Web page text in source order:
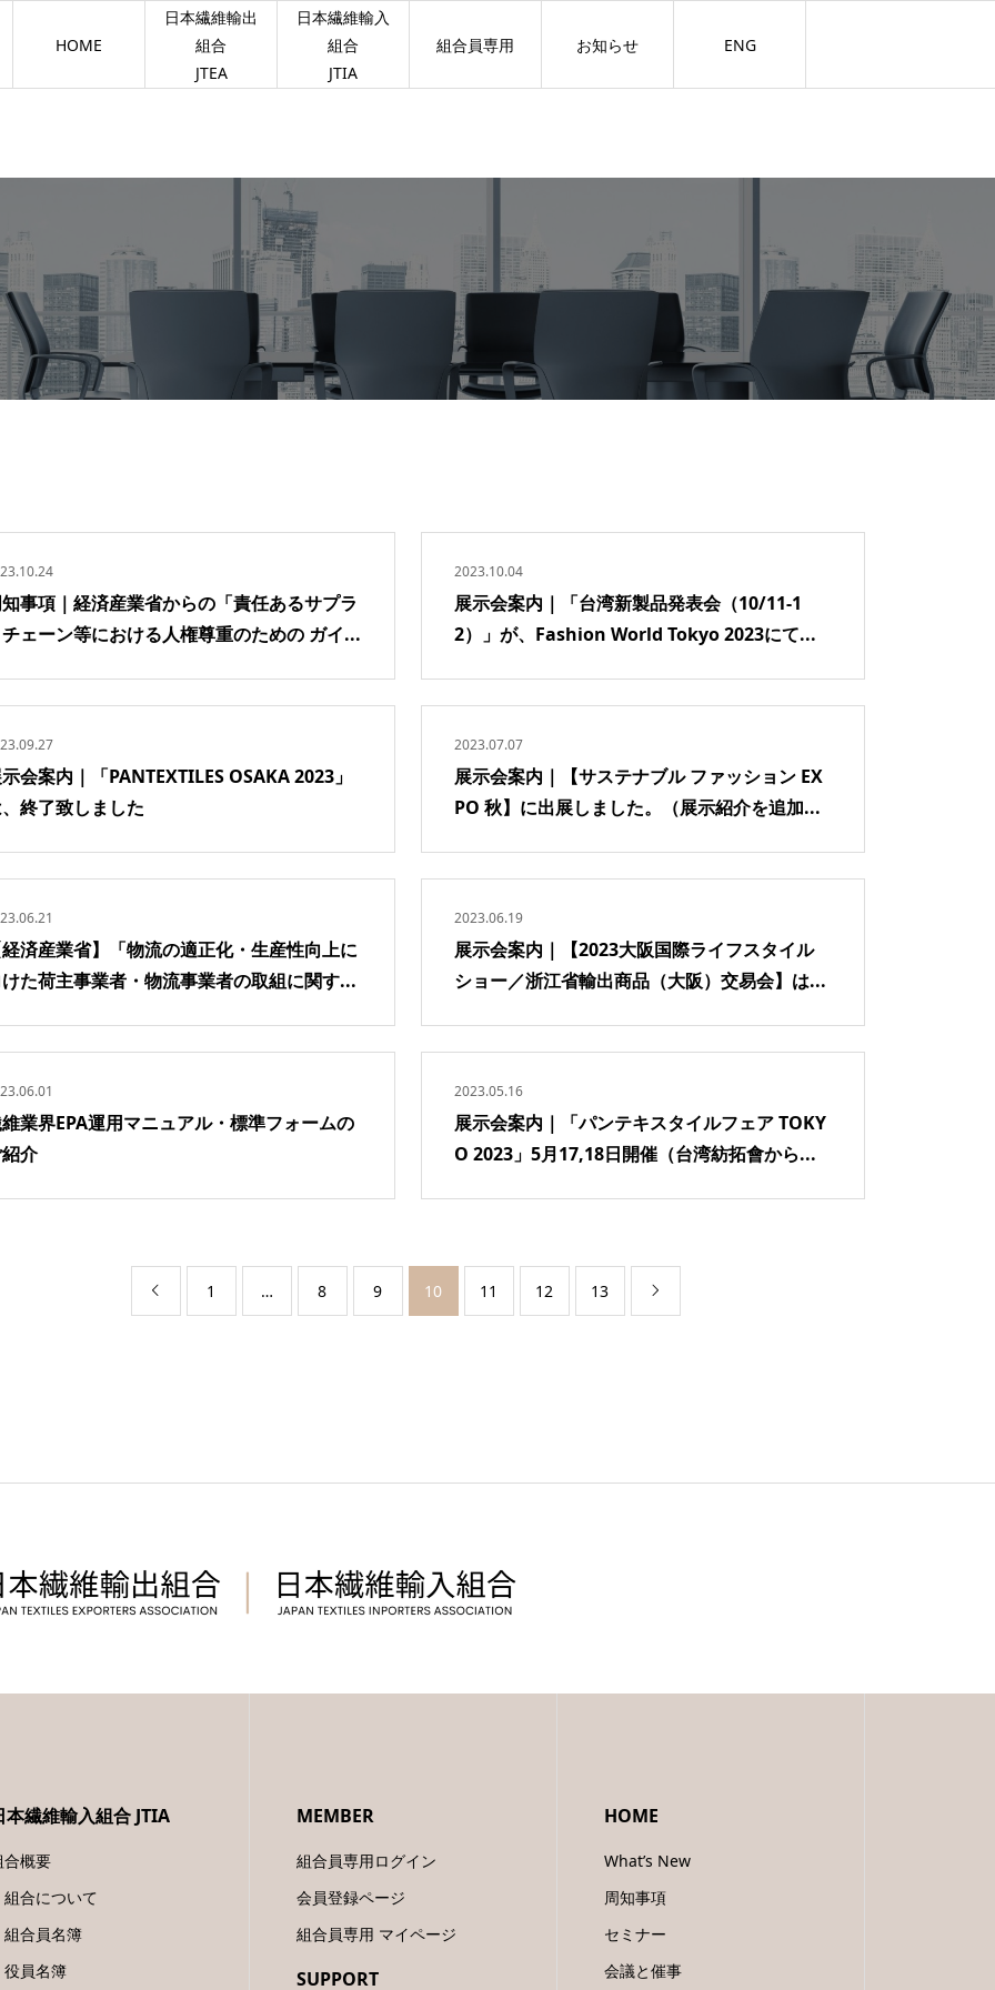
HOME
日本繊維輸出
組合
JTEA
日本繊維輸入
組合
JTIA
組合員専用 お知らせ ENG
事項｜経済産業省からの「責任あるサプラ
ェーン等における人権尊重のための ガイ...
2023.10.04
展示会案内｜「台湾新製品発表会（10/11-1
2）」が、Fashion World Tokyo 2023にて...
会案内｜「PANTEXTILES OSAKA 2023」
終了致しました
2023.07.07
展示会案内｜【サステナブル ファッション EX
PO 秋】に出展しました。（展示紹介を追加...
済産業省】「物流の適正化・生産性向上に
た荷主事業者・物流事業者の取組に関す...
2023.06.19
展示会案内｜【2023大阪国際ライフスタイル
ショー／浙江省輸出商品（大阪）交易会】は...
業界EPA運用マニュアル・標準フォームの
介
2023.05.16
展示会案内｜「パンテキスタイルフェア TOKY
O 2023」5月17,18日開催（台湾紡拓會から...
 1 … 8 9 10 11 12 13 
本繊維輸入組合 JTIA
合概要
組合について
組合員名簿
役員名簿
MEMBER
組合員専用ログイン
会員登録ページ
組合員専用 マイページ
SUPPORT
HOME
What’s New
周知事項
セミナー
会議と催事